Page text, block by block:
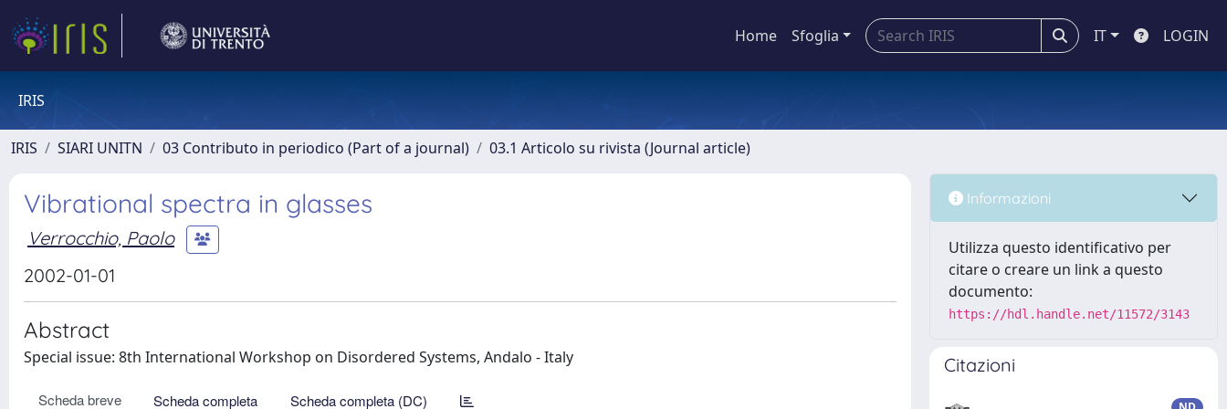
Home Sfoglia IT LOGIN
IRIS
IRIS SIARI UNITN 03 Contributo in periodico (Part of a journal) 03.1 Articolo su rivista (Journal article)
Vibrational spectra in glasses
Verrocchio, Paolo
2002-01-01
Abstract
Special issue: 8th International Workshop on Disordered Systems, Andalo - Italy
Scheda breve Scheda completa Scheda completa (DC)
Informazioni
Utilizza questo identificativo per
citare o creare un link a questo
documento:
https://hdl.handle.net/11572/3143
Citazioni